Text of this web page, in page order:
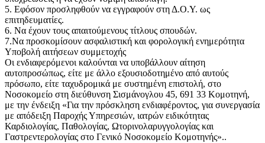
5. Εφόσον προσληφθούν να εγγραφούν στη Δ.Ο.Υ. ως
επιτηδευματίες.
6. Να έχουν τους απαιτούμενους τίτλους σπουδών.
7.Να προσκομίσουν ασφαλιστική και φορολογική ενημερότητα
Υποβολή αιτήσεων συμμετοχής
Οι ενδιαφερόμενοι καλούνται να υποβάλλουν αίτηση
αυτοπροσώπως, είτε με άλλο εξουσιοδοτημένο από αυτούς
πρόσωπο, είτε ταχυδρομικά με συστημένη επιστολή, στο
Νοσοκομείο στη διεύθυνση Σισμάνογλου 45, 691 33 Κομοτηνή,
με την ένδειξη «Για την πρόσκληση ενδιαφέροντος, για συνεργασία
με απόδειξη Παροχής Υπηρεσιών, ιατρών ειδικότητας
Καρδιολογίας, Παθολογίας, Ωτορινολαρυγγολογίας και
Γαστρεντερολογίας στο Γενικό Νοσοκομείο Κομοτηνής»..